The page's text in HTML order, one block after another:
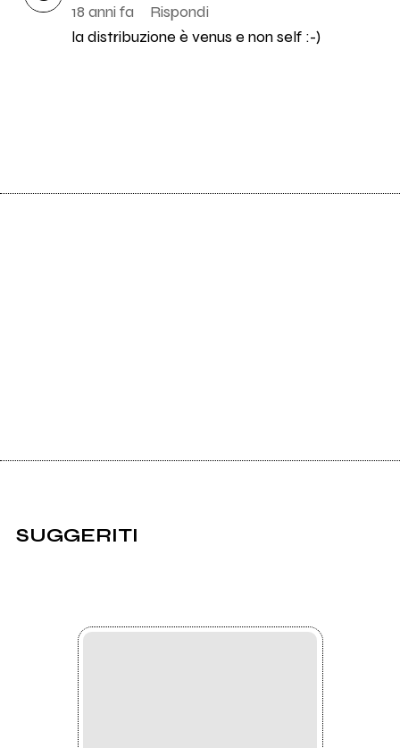
18 anni fa
Rispondi
la distribuzione è venus e non self :-)
SUGGERITI